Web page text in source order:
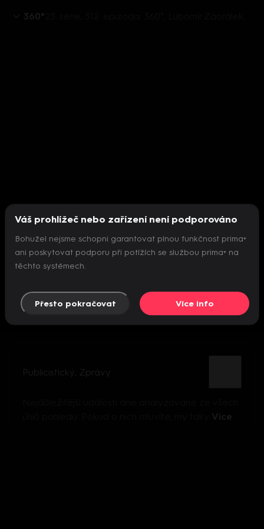
360°
Nepodařilo se inicializovat přehrávač
Publicistický Zprávy
Více
Váš prohlížeč nebo zařízení není podporováno
Bohužel nejsme schopni garantovat plnou funkčnost prima+
ani poskytovat podporu při potížích se službou prima+ na
těchto systémech.
Přesto pokračovat Více info